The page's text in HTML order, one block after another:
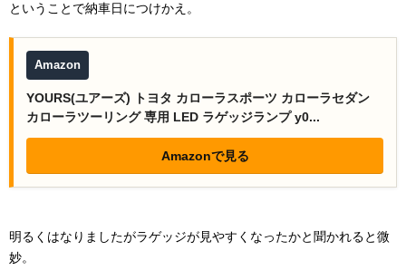
ということで納車日につけかえ。
Amazon
YOURS(ユアーズ) トヨタ カローラスポーツ カローラセダン
カローラツーリング 専用 LED ラゲッジランプ y0...
Amazonで見る
明るくはなりましたがラゲッジが見やすくなったかと聞かれると微
妙。